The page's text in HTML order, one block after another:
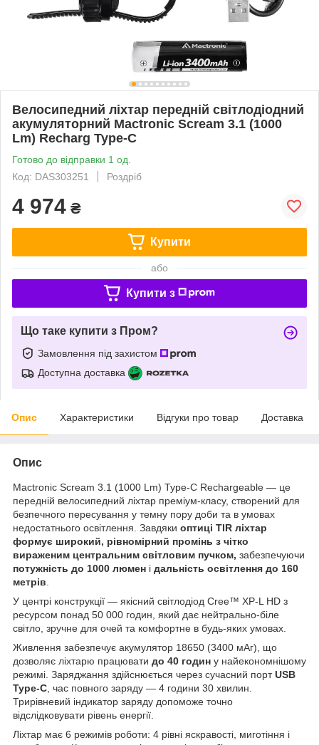
Велосипедний ліхтар передній світлодіодний
акумуляторний Mactronic Scream 3.1 (1000
Lm) Recharg Type-C
Готово до відправки 1 од.
Код: DAS303251
Роздріб
4 974 ₴
Купити
або
Купити з
Що таке купити з Пром?
Замовлення під захистом
Доступна доставка
Опис Характеристики Відгуки про товар Доставка
Опис
Mactronic Scream 3.1 (1000 Lm) Type-C Rechargeable — це
передній велосипедний ліхтар преміум-класу, створений для
безпечного пересування у темну пору доби та в умовах
недостатнього освітлення. Завдяки оптиці TIR ліхтар
формує широкий, рівномірний промінь з чітко
вираженим центральним світловим пучком, забезпечуючи
потужність до 1000 люмен і дальність освітлення до 160
метрів
У центрі конструкції — якісний світлодіод Cree™ XP-L HD з
ресурсом понад 50 000 годин, який дає нейтрально-біле
світло, зручне для очей та комфортне в будь-яких умовах.
Живлення забезпечує акумулятор 18650 (3400 мАг), що
дозволяє ліхтарю працювати до 40 годин у найекономнішому
режимі. Заряджання здійснюється через сучасний портUSB
Type-C , час повного заряду — 4 години 30 хвилин.
Трирівневий індикатор заряду допоможе точно
відслідковувати рівень енергії.
Ліхтар має 6 режимів роботи: 4 рівні яскравості, миготіння і